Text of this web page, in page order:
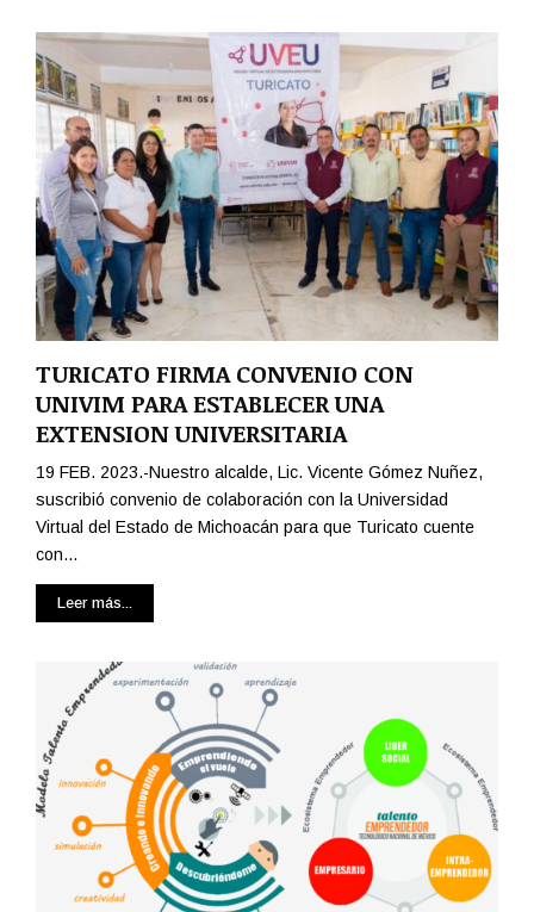
TURICATO FIRMA CONVENIO CON
UNIVIM PARA ESTABLECER UNA
EXTENSION UNIVERSITARIA
19 FEB. 2023.-Nuestro alcalde, Lic. Vicente Gómez Nuñez,
suscribió convenio de colaboración con la Universidad
Virtual del Estado de Michoacán para que Turicato cuente
con...
Leer más...